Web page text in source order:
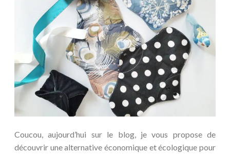
Coucou, aujourd’hui sur le blog, je vous propose de
découvrir une alternative économique et écologique pour